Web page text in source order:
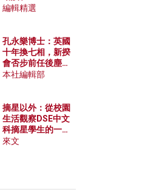
編輯精選
孔永樂博士：英國
十年換七相，新揆
會否步前任後塵？
脫歐後英國經濟為
本社編輯部
摘星以外：從校園
生活觀察DSE中文
科摘星學生的一點
特質
來文